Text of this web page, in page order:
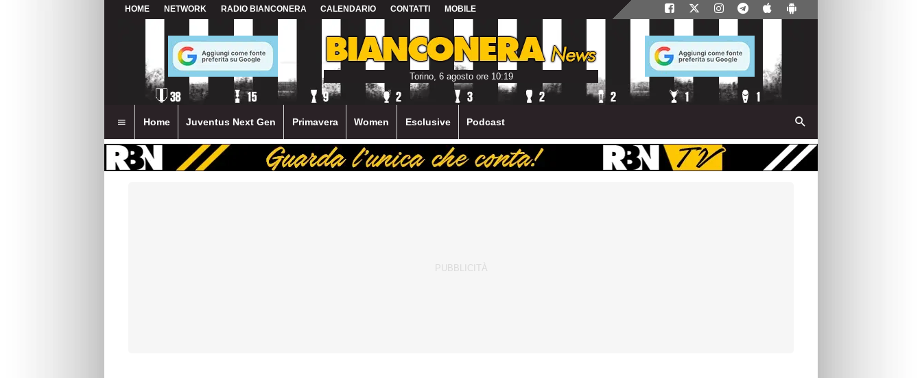
HOME NETWORK RADIO BIANCONERA CALENDARIO CONTATTI MOBILE
Torino, 6 agosto ore 10:19
Home Juventus Next Gen Primavera Women Esclusive Podcast